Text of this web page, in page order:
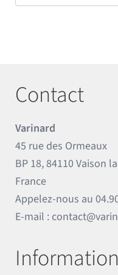
Contact
Varinard
45 rue des Ormeaux
BP 18, 84110 Vaison
France
Appelez-nous au
E-mail :